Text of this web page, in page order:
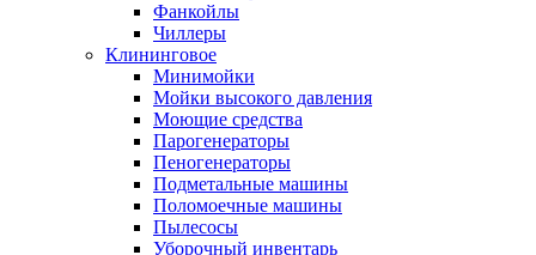
Фанкойлы
Чиллеры
Клининговое
Минимойки
Мойки высокого давления
Моющие средства
Парогенераторы
Пеногенераторы
Подметальные машины
Поломоечные машины
Пылесосы
Уборочный инвентарь